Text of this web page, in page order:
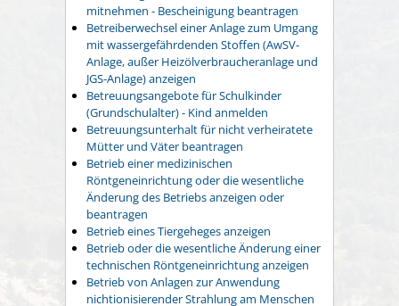
mitnehmen - Bescheinigung beantragen
Betreiberwechsel einer Anlage zum Umgang
mit wassergefährdenden Stoffen (AwSV-
Anlage, außer Heizölverbraucheranlage und
JGS-Anlage) anzeigen
Betreuungsangebote für Schulkinder
(Grundschulalter) - Kind anmelden
Betreuungsunterhalt für nicht verheiratete
Mütter und Väter beantragen
Betrieb einer medizinischen
Röntgeneinrichtung oder die wesentliche
Änderung des Betriebs anzeigen oder
beantragen
Betrieb eines Tiergeheges anzeigen
Betrieb oder die wesentliche Änderung einer
technischen Röntgeneinrichtung anzeigen
Betrieb von Anlagen zur Anwendung
nichtionisierender Strahlung am Menschen